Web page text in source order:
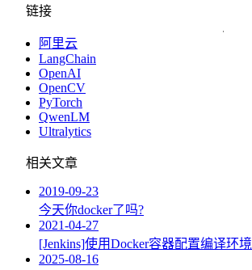
链接
阿里云
LangChain
OpenAI
OpenCV
PyTorch
QwenLM
Ultralytics
相关文章
2019-09-23
今天你docker了吗?
2021-04-27
[Jenkins]使用Docker容器配置编译环境
2025-08-16